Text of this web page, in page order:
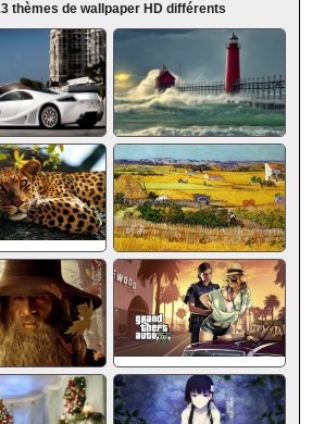
thèmes de wallpaper HD différents